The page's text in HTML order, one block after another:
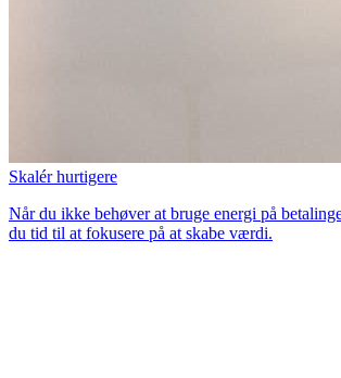
Skalér hurtigere
Når du ikke behøver at bruge energi på
du tid til at fokusere på at skabe værdi.